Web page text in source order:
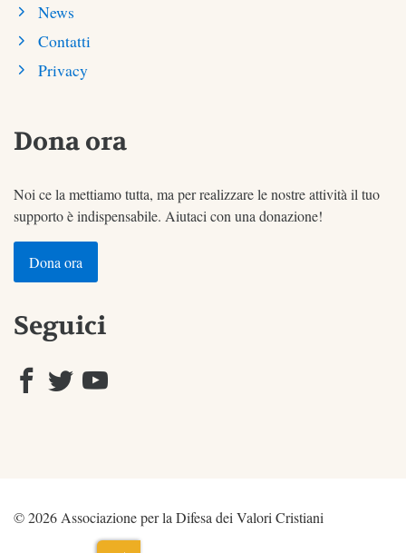
News
Contatti
Privacy
Dona ora
Noi ce la mettiamo tutta, ma per realizzare le nostre attività il tuo
supporto è indispensabile. Aiutaci con una donazione!
Dona ora
Seguici
© 2026 Associazione per la Difesa dei Valori Cristiani